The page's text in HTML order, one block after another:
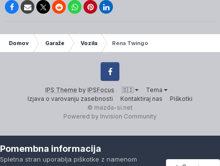
IP.Board Collections by DevFuse
Domov Garaže Vozila Rena Twingo
IPS Theme by IPSFocus 🇸🇮
Tema
Izjava o varovanju zasebnosti
Kontaktiraj nas Piškotki
Facebook
© mazda-si.net
Powered by Invision Community
Pomembna informacija
Spletna stran uporablja piškotke z namenom